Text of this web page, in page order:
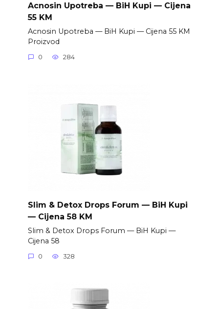
Acnosin Upotreba — BiH Kupi — Cijena
55 KM
Acnosin Upotreba — BiH Kupi — Cijena 55 KM
Proizvod
0 284
Slim & Detox Drops Forum — BiH Kupi
— Cijena 58 KM
Slim & Detox Drops Forum — BiH Kupi —
Cijena 58
0 328